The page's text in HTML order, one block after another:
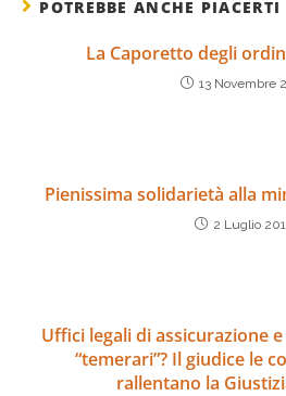
POTREBBE ANCHE PIACERTI
La Caporetto degli
13 Novembre
Pienissima solidarietà alla
2 Luglio
Uffici legali di assicurazione
“temerari”? Il giudice le
rallentano la